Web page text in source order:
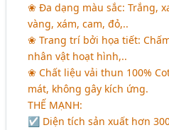
❀ Đa dạng màu sắc: Trắng,
vàng, xám, cam, đỏ,..
❀ Trang trí bởi họa tiết:
nhân vật hoạt hình,..
❀ Chất liệu vải thun 100%
mát, không gây kích ứng.
THẾ MẠNH:
☑ Diện tích sản xuất hơn